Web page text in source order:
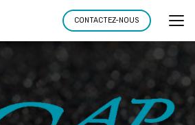
CONTACTEZ-NOUS